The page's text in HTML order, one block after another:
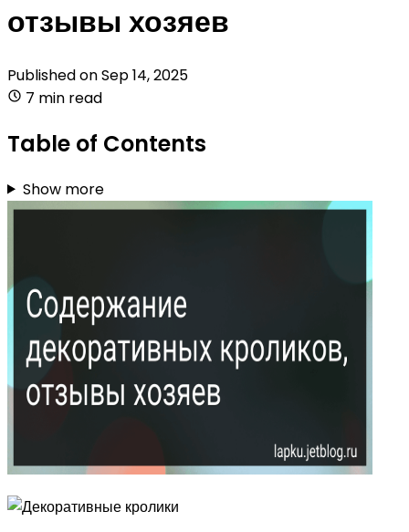
отзывы хозяев
Published onSep 14, 2025
7 min read
Table of Contents
Show more